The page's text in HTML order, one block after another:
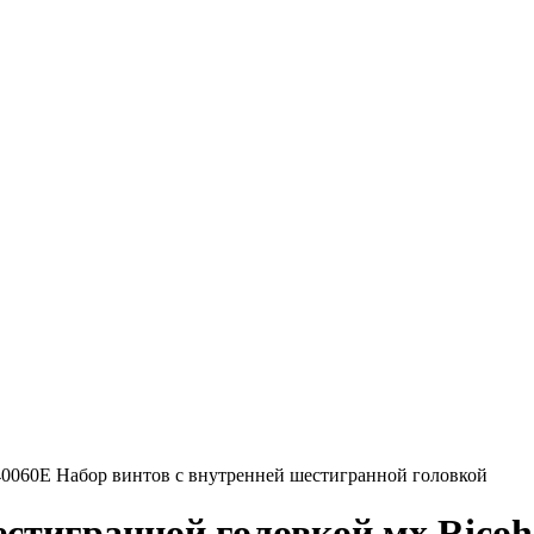
Набор винтов с внутренней шестигранной головкой